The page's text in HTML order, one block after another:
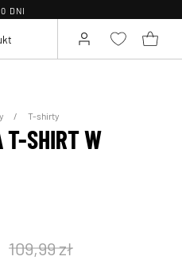
DNI
T-shirty
T-SHIRT W
109,99 zł